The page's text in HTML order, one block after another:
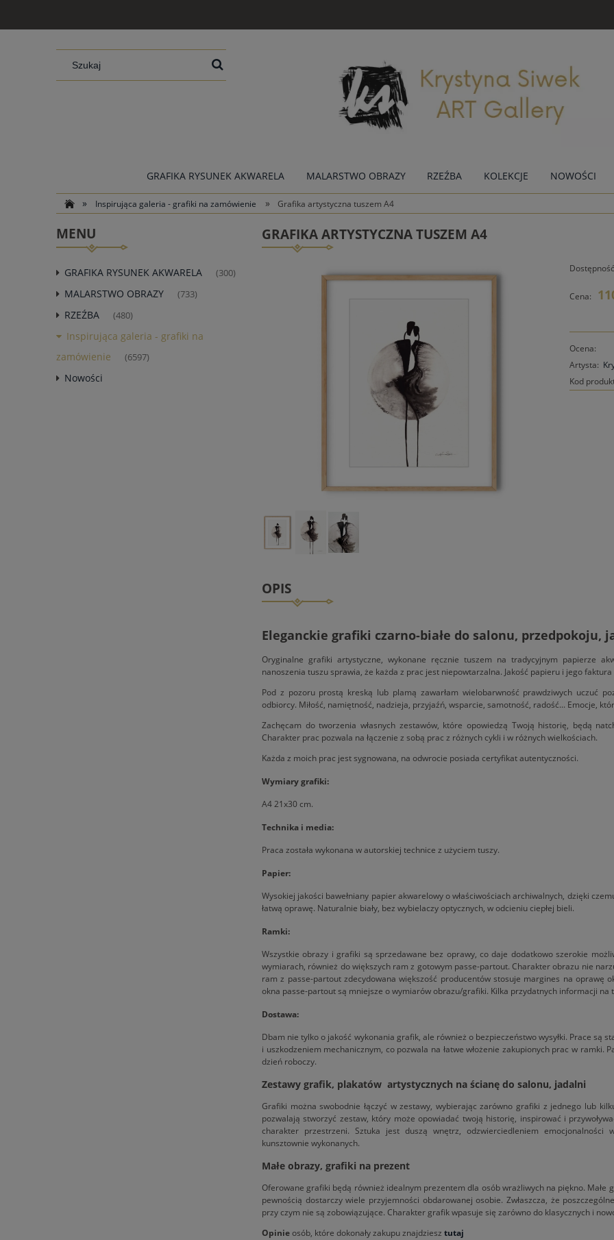
GRAFIKA RYSUNEK AKWARELA MALARSTWO OBRAZY RZEŹBA KOLEKCJE NOWOŚCI
» Inspirująca galeria - grafiki na zamówienie » Grafika artystyczna tuszem A4
MENU
GRAFIKA RYSUNEK AKWARELA (300)
MALARSTWO OBRAZY (733)
RZEŹBA (480)
Inspirująca galeria - grafiki na
zamówienie
(6597)
Nowości
GRAFIKA ARTYSTYCZNA TUSZEM A4
Cena:
Ocena:
Artysta:
Kod
OPIS
Eleganckie grafiki czarno-białe do salonu, przedpokoju,
Oryginalne grafiki artystyczne, wykonane ręcznie tuszem na tradycyjnym papierze
nanoszenia tuszu sprawia, że każda z prac jest niepowtarzalna. Jakość papieru i jego
Pod z pozoru prostą kreską lub plamą zawarłam wielobarwność prawdziwych uczuć
odbiorcy. Miłość, namiętność, nadzieja, przyjaźń, wsparcie, samotność, radość... Emocje,
Zachęcam do tworzenia własnych zestawów, które opowiedzą Twoją historię, będą
Charakter prac pozwala na łączenie z sobą prac z różnych cykli i w różnych wielkościach.
Każda z moich prac jest sygnowana, na odwrocie posiada certyfikat autentyczności.
Wymiary grafiki:
A4 21x30 cm.
Technika i media:
Praca została wykonana w autorskiej technice z użyciem tuszy.
Papier:
Wysokiej jakości bawełniany papier akwarelowy o właściwościach archiwalnych, dzięki
łatwą oprawę. Naturalnie biały, bez wybielaczy optycznych, w odcieniu ciepłej bieli.
Ramki:
Wszystkie obrazy i grafiki są sprzedawane bez oprawy, co daje dodatkowo szerokie
wymiarach, również do większych ram z gotowym passe-partout. Charakter obrazu nie
ram z passe-partout zdecydowana większość producentów stosuje margines na oprawę
okna passe-partout są mniejsze o wymiarów obrazu/grafiki. Kilka przydatnych informacji
Dostawa:
Dbam nie tylko o jakość wykonania grafik, ale również o bezpieczeństwo wysyłki. Prace są
i uszkodzeniem mechanicznym, co pozwala na łatwe włożenie zakupionych prac w ramki.
dzień roboczy.
Zestawy grafik, plakatów artystycznych na ścianę do salonu, jadalni
Grafiki można swobodnie łączyć w zestawy, wybierając zarówno grafiki z jednego lub
pozwalają stworzyć zestaw, który może opowiadać twoją historię, inspirować i
charakter przestrzeni. Sztuka jest duszą wnętrz, odzwierciedleniem emocjonalności
kunsztownie wykonanych.
Małe obrazy, grafiki na prezent
Oferowane grafiki będą również idealnym prezentem dla osób wrażliwych na piękno.
pewnością dostarczy wiele przyjemności obdarowanej osobie. Zwłaszcza, że
przy czym nie są zobowiązujące. Charakter grafik wpasuje się zarówno do klasycznych i
Opinieosób, które dokonały zakupu znajdziesz tutaj